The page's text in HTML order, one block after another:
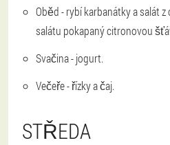
Oběd - rybí karbanátky a salát
salátu pokapaný citronovou
Svačina - jogurt.
Večeře - řízky a čaj.
STŘEDA